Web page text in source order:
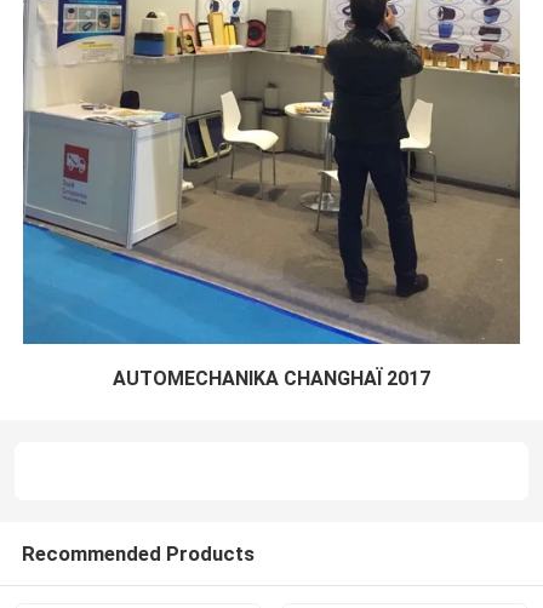
AUTOMECHANIKA CHANGHAÏ 2017
Recommended Products